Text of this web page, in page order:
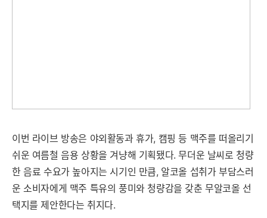
이번 라이브 방송은 야외활동과 휴가, 캠핑 등 맥주를 떠올리기
쉬운 여름철 음용 상황을 겨냥해 기획됐다. 무더운 날씨로 청량
한 음료 수요가 높아지는 시기인 만큼, 알코올 섭취가 부담스러
운 소비자에게 맥주 특유의 풍미와 청량감을 갖춘 무알코올 선
택지를 제안한다는 취지다.